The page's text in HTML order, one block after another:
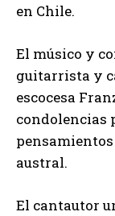
en Chile.
El músico y
guitarrista y
escocesa
condolencias
pensamientos
austral.
El cantautor